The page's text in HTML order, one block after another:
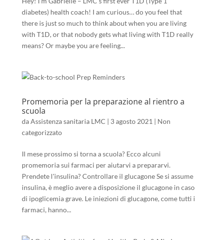
diabetes) health coach! I am curious… do you feel that
there is just so much to think about when you are living
with T1D, or that nobody gets what living with T1D really
means? Or maybe you are feeling...
Promemoria per la preparazione al rientro a
scuola
daAssistenza sanitaria LMC | 3 agosto 2021 | Non
categorizzato
Il mese prossimo si torna a scuola? Ecco alcuni
promemoria sui farmaci per aiutarvi a prepararvi.
Prendete l'insulina? Controllare il glucagone Se si assume
insulina, è meglio avere a disposizione il glucagone in caso
di ipoglicemia grave. Le iniezioni di glucagone, come tutti i
farmaci, hanno...